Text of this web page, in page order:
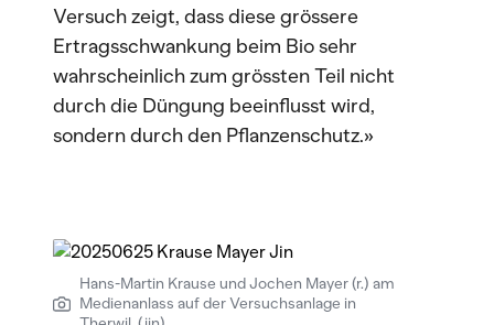
Versuch zeigt, dass diese grössere
Ertragsschwankung beim Bio sehr
wahrscheinlich zum grössten Teil nicht
durch die Düngung beeinflusst wird,
sondern durch den Pflanzenschutz.»
Hans-Martin Krause und Jochen Mayer (r.) am
Medienanlass auf der Versuchsanlage in